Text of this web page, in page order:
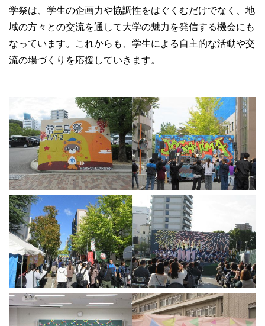
学祭は、学生の企画力や協調性をはぐくむだけでなく、地
域の方々との交流を通して大学の魅力を発信する機会にも
なっています。これからも、学生による自主的な活動や交
流の場づくりを応援していきます。